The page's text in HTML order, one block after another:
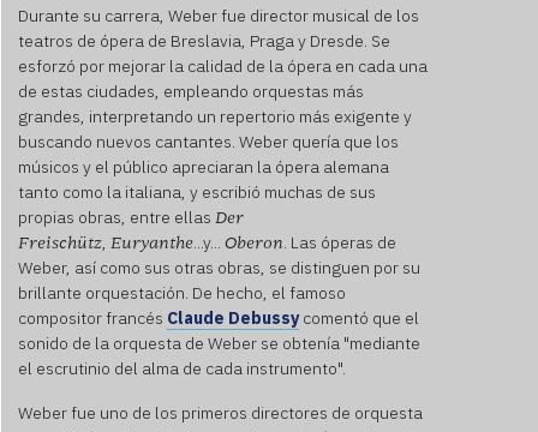
Usercentrics
Consent
Management
Platform
Durante su carrera, Weber fue director musical de los
teatros de ópera de Breslavia, Praga y Dresde. Se
esforzó por mejorar la calidad de la ópera en cada una
de estas ciudades, empleando orquestas más
grandes, interpretando un repertorio más exigente y
buscando nuevos cantantes. Weber quería que los
músicos y el público apreciaran la ópera alemana
tanto como la italiana, y escribió muchas de sus
propias obras, entre ellas Der
Freischütz Euryanthe ...y... Oberon . Las óperas de
Weber, así como sus otras obras, se distinguen por su
brillante orquestación. De hecho, el famoso
compositor francés Claude Debussycomentó que el
sonido de la orquesta de Weber se obtenía "mediante
el escrutinio del alma de cada instrumento".
Weber fue uno de los primeros directores de orquesta